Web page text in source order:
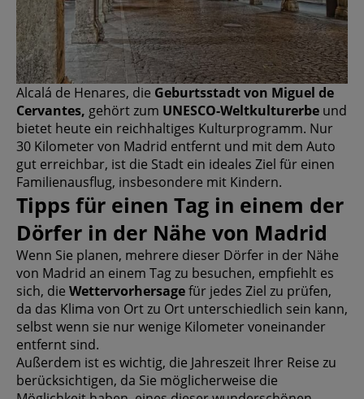
Alcalá de Henares, die Geburtsstadt von Miguel de
Cervantes, gehört zum UNESCO-Weltkulturerbe und
bietet heute ein reichhaltiges Kulturprogramm. Nur
30 Kilometer von Madrid entfernt und mit dem Auto
gut erreichbar, ist die Stadt ein ideales Ziel für einen
Familienausflug, insbesondere mit Kindern.
Tipps für einen Tag in einem der
Dörfer in der Nähe von Madrid
Wenn Sie planen, mehrere dieser Dörfer in der Nähe
von Madrid an einem Tag zu besuchen, empfiehlt es
sich, die Wettervorhersagefür jedes Ziel zu prüfen,
da das Klima von Ort zu Ort unterschiedlich sein kann,
selbst wenn sie nur wenige Kilometer voneinander
entfernt sind.
Außerdem ist es wichtig, die Jahreszeit Ihrer Reise zu
berücksichtigen, da Sie möglicherweise die